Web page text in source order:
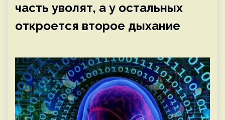
часть уволят, а у остальных
откроется второе дыхание